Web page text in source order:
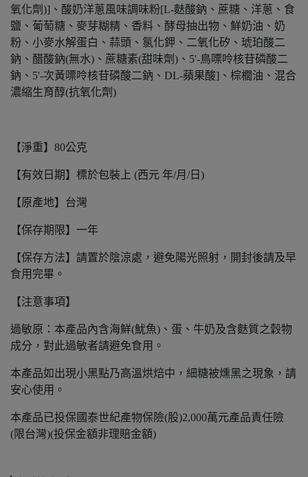
氧化劑)]、酸奶洋蔥風味調味粉[L-麩酸鈉、蔗糖、洋蔥、食
鹽、葡萄糖、麥芽糊精、香料、酵母抽出物、鮮奶油、奶
粉、小麥水解蛋白、蒜頭、氯化鉀、二氧化矽、琥珀酸二
鈉、醋酸鈉(無水)、蔗糖素(甜味劑)、5'-鳥嘌呤核苷磷酸二
鈉、5'-次黃嘌呤核苷磷酸二鈉、DL-蘋果酸]、棕櫚油、混合
濃縮生育醇(抗氧化劑)
【淨重】80公克
【有效日期】標於包裝上 (西元 年/月/日)
【原產地】台灣
【保存期限】一年
【保存方法】請置於陰涼處，避免陽光照射，開封後請及早
食用完畢。
【注意事項】
過敏原：本產品內含海鮮(魷魚)、蛋、牛奶及含麩質之穀物
成分，對此過敏者請避免食用。
本產品如出現小黑點乃高溫烘焙中，細糖被燻黑之現象，請
安心使用。
本產品已投保國泰世紀產物保險(股)2,000萬元產品責任險
(限台灣)(投保金額非理賠金額)